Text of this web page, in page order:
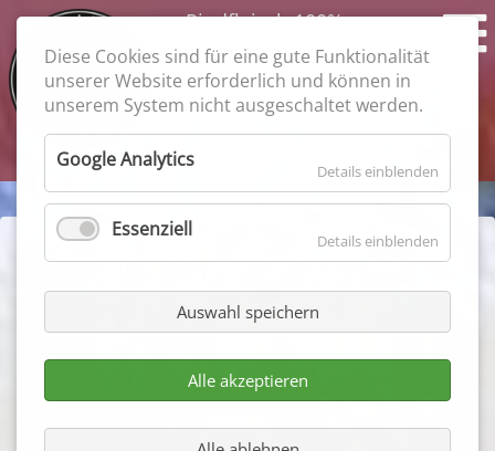
Rindfleisch 100%
Feiner Geschmack
garantiert
Suchbegriffe
Neuigkeiten - Wagyu
Rinder
Interessante Neuigkeiten, Informationen und
Hintergrunddetails zu unserer Wagyufarm in
Techentin(Mecklenburg Vorpommern). Sie
Diese Cookies sind für eine gute Funktionalität
unserer Website erforderlich und können in
unserem System nicht ausgeschaltet werden.
Google Analytics Details einblenden
Essenziell Details einblenden
Auswahl speichern
Alle akzeptieren